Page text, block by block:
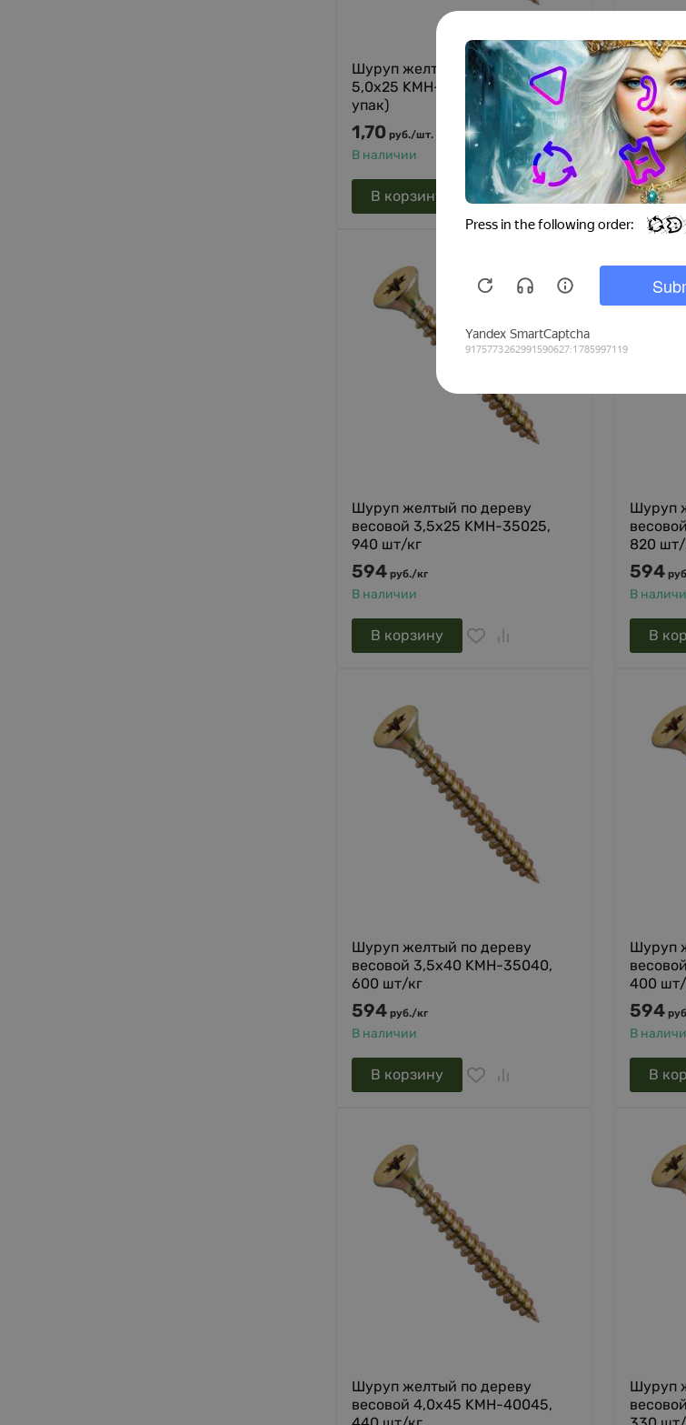
Шуруп желтый по дереву
5,0х25 KMH-50025 (500 шт/
упак)
1,70 руб./шт.
В наличии
В корзину
Шуруп
5,0х50
2,30
В
В
Шуруп желтый по дереву
весовой 3,5х25 KMH-35025,
940 шт/кг
594 руб./кг
В наличии
В корзину
Шуруп
820 шт/
594
В
В
Шуруп желтый по дереву
весовой 3,5х40 KMH-35040,
600 шт/кг
594 руб./кг
В наличии
В корзину
Шуруп
400
594
В
В
Шуруп желтый по дереву
весовой 4,0х45 KMH-40045,
Шуруп